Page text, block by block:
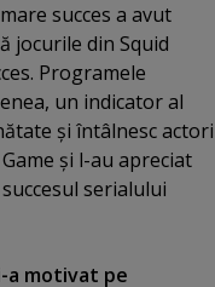
succes a avut
jocurile din Squid
Programele
un indicator al
şi întâlnesc actori
şi l-au apreciat
serialului
a motivat pe